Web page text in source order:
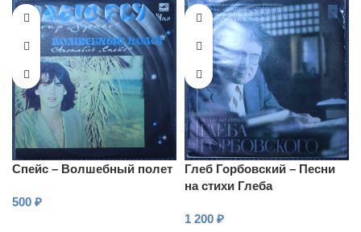
Спейс – Волшебный полет
500 ₽
Глеб Горбовский – Песни
на стихи Глеба
1 200 ₽